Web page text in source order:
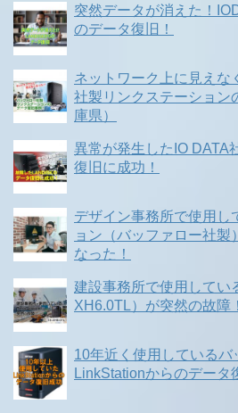
突然データが消えた！
のデータ復旧！
ネットワーク上に見えな
社製リンクステーション
庫県）
異常が発生したIO DATA
復旧に成功！
デザイン事務所で使用し
ョン（バッファロー社製
なった！
建設事務所で使用してい
XH6.0TL）が突然の故障！
10年近く使用しているバ
LinkStationからのデータ